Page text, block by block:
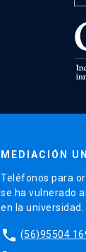
MEDIACIÓN
Teléfonos para
se ha vulnerado
en la universidad.
phone (56)95504